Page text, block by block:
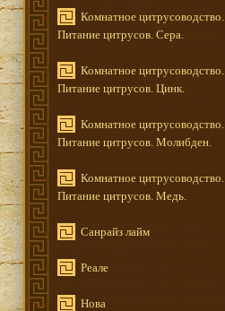
Комнатное цитрусоводство.
Питание цитрусов. Сера.
Комнатное цитрусоводство.
Питание цитрусов. Цинк.
Комнатное цитрусоводство.
Питание цитрусов. Молибден.
Комнатное цитрусоводство.
Питание цитрусов. Медь.
Санрайз лайм
Реале
Нова